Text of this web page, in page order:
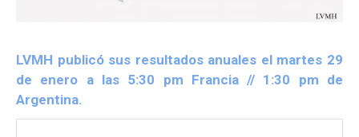
LVMH publicó sus resultados anuales el martes 29
de enero a las 5:30 pm Francia // 1:30 pm de
Argentina.